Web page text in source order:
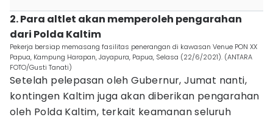
2. Para altlet akan memperoleh pengarahan
dari Polda Kaltim
Pekerja bersiap memasang fasilitas penerangan di kawasan Venue PON XX
Papua, Kampung Harapan, Jayapura, Papua, Selasa (22/6/2021). (ANTARA
FOTO/Gusti Tanati)
Setelah pelepasan oleh Gubernur, Jumat nanti,
kontingen Kaltim juga akan diberikan pengarahan
oleh Polda Kaltim, terkait keamanan seluruh